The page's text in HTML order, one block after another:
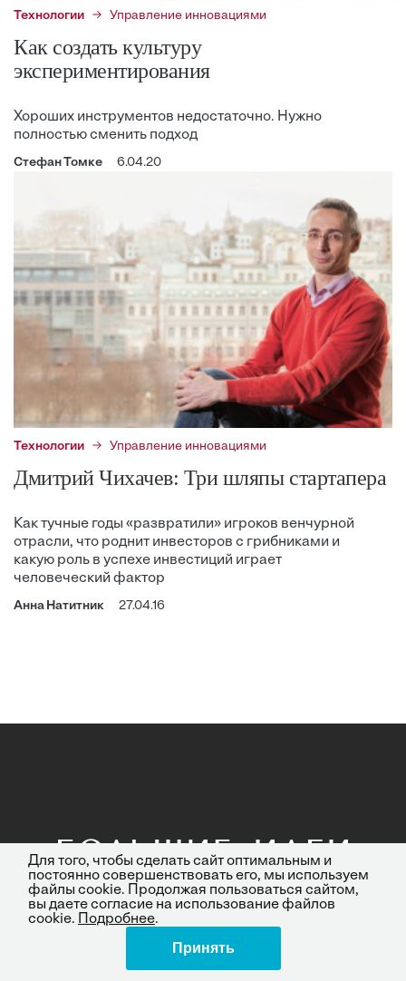
Технологии Управление инновациями
Как создать культуру
экспериментирования
Хороших инструментов недостаточно. Нужно
полностью сменить подход
Стефан Томке 6.04.20
Технологии Управление инновациями
Дмитрий Чихачев: Три шляпы стартапера
Как тучные годы «развратили» игроков венчурной
отрасли, что роднит инвесторов с грибниками и
какую роль в успехе инвестиций играет
человеческий фактор
Анна Натитник 27.04.16
Для того, чтобы сделать сайт оптимальным и
постоянно совершенствовать его, мы используем
файлы cookie. Продолжая пользоваться сайтом,
вы даете согласие на использование файлов
cookie.
Подробнее.
Принять